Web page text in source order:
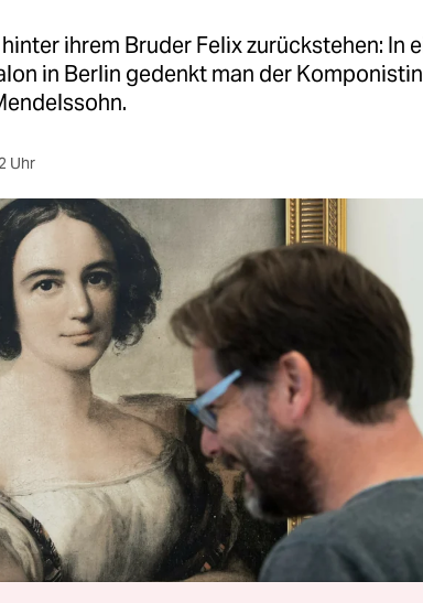
ihrem Bruder Felix zurückstehen: In
in Berlin gedenkt man der
Uhr